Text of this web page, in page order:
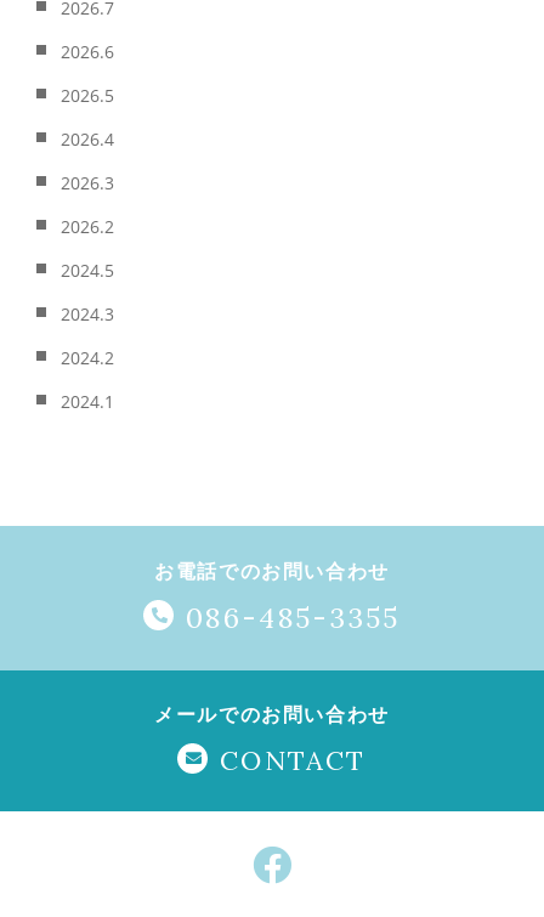
2026.7
2026.6
2026.5
2026.4
2026.3
2026.2
2024.5
2024.3
2024.2
2024.1
お電話でのお問い合わせ
086-485-3355
メールでのお問い合わせ
CONTACT